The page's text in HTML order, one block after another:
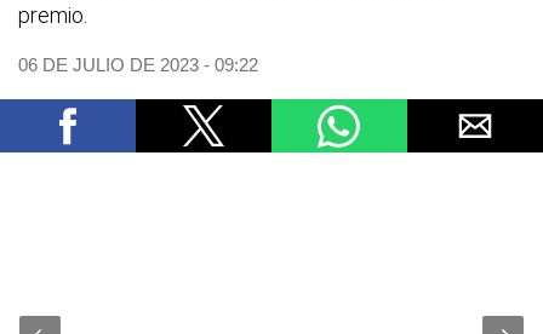
premio.
06 DE JULIO DE 2023 - 09:22